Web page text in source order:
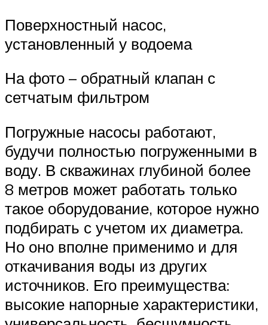
Поверхностный насос,
установленный у водоема
На фото – обратный клапан с
сетчатым фильтром
Погружные насосы работают,
будучи полностью погруженными в
воду. В скважинах глубиной более
8 метров может работать только
такое оборудование, которое нужно
подбирать с учетом их диаметра.
Но оно вполне применимо и для
откачивания воды из других
источников. Его преимущества:
высокие напорные характеристики,